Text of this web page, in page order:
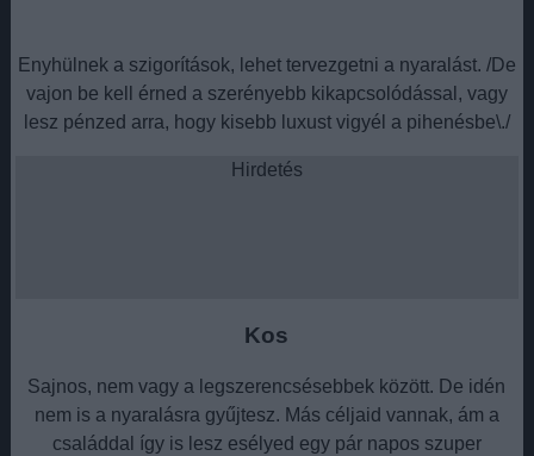
Enyhülnek a szigorítások, lehet tervezgetni a nyaralást. /De
vajon be kell érned a szerényebb kikapcsolódással, vagy
lesz pénzed arra, hogy kisebb luxust vigyél a pihenésbe\./
Hirdetés
Kos
Sajnos, nem vagy a legszerencsésebbek között. De idén
nem is a nyaralásra gyűjtesz. Más céljaid vannak, ám a
családdal így is lesz esélyed egy pár napos szuper